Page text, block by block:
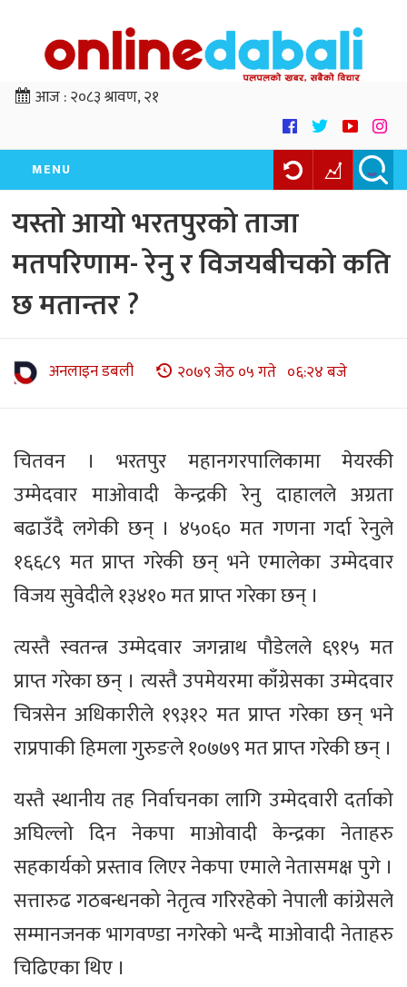
आज :२०८३ श्रावण, २१
MENU
यस्तो आयो भरतपुरको ताजा
मतपरिणाम- रेनु र विजयबीचको कति
छ मतान्तर ?
अनलाइन डबली २०७९ जेठ ०५ गते ०६:२४ बजे
चितवन । भरतपुर महानगरपालिकामा मेयरकी
उम्मेदवार माओवादी केन्द्रकी रेनु दाहालले अग्रता
बढाउँदै लगेकी छन् । ४५०६० मत गणना गर्दा रेनुले
१६६८९ मत प्राप्त गरेकी छन् भने एमालेका उम्मेदवार
विजय सुवेदीले १३४१० मत प्राप्त गरेका छन् ।
त्यस्तै स्वतन्त्र उम्मेदवार जगन्नाथ पौडेलले ६९१५ मत
प्राप्त गरेका छन् । त्यस्तै उपमेयरमा काँग्रेसका उम्मेदवार
चित्रसेन अधिकारीले १९३१२ मत प्राप्त गरेका छन् भने
राप्रपाकी हिमला गुरुङले १०७७९ मत प्राप्त गरेकी छन् ।
यस्तै स्थानीय तह निर्वाचनका लागि उम्मेदवारी दर्ताको
अघिल्लो दिन नेकपा माओवादी केन्द्रका नेताहरु
सहकार्यको प्रस्ताव लिएर नेकपा एमाले नेतासमक्ष पुगे ।
सत्तारुढ गठबन्धनको नेतृत्व गरिरहेको नेपाली कांग्रेसले
सम्मानजनक भागवण्डा नगरेको भन्दै माओवादी नेताहरु
चिढिएका थिए ।